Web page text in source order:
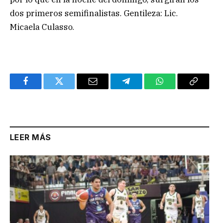
dos primeros semifinalistas. Gentileza: Lic.
Micaela Culasso.
FacebookTwitter Email TelegramWhatsAppCopy
LEER MÁS